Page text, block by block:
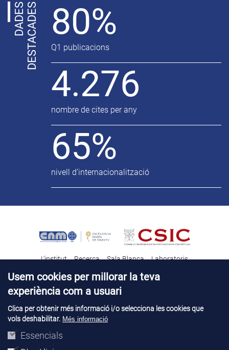
D
A
D
E
S
D
E
S
T
A
C
A
D
ES 80%
Q1 publicacions
4.276
nombre de cites per any
65%
nivell d’internacionalització
L'institut Recerca Sala Blanca
Laboratoris
Transferència tecnològica
Notícies & Divulgació
Contacte Talent
Avís legal Perfil del contractant
Usem cookies per millorar la teva
experiència com a usuari
Clica per obtenir més informació i/o selecciona les cookies que
vols deshabilitar. Més informació
Essencials